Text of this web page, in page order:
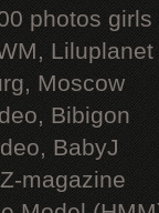
photos
Liluplanet
Moscow
Bibigon
BabyJ
magazine